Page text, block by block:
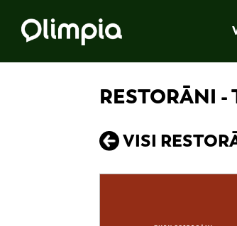
RESTORĀNI -
VISI